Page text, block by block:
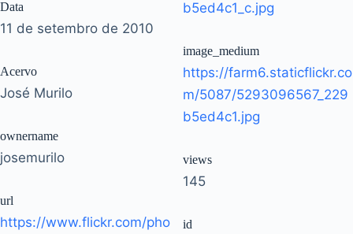
Data
11 de setembro de 2010
Acervo
José Murilo
ownername
josemurilo
url
https://www.flickr.com/pho
b5ed4c1_c.jpg
image_medium
https://farm6.staticflickr.co
m/5087/5293096567_229
b5ed4c1.jpg
views
145
id